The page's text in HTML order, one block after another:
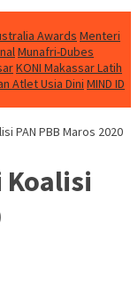
Awards Menteri
Munafri-Dubes
KONI Makassar Latih
Atlet Usia Dini MIND ID
PAN PBB Maros 2020
Koalisi